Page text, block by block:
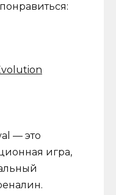
— это
игра,